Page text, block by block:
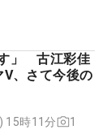
」 古江彩佳
、さて今後の
15時11分
1